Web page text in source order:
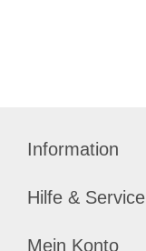
Information
Hilfe & Service
Mein Konto